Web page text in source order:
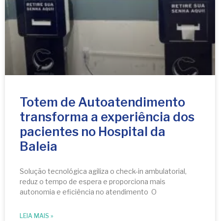
Totem de Autoatendimento
transforma a experiência dos
pacientes no Hospital da
Baleia
Solução tecnológica agiliza o check-in ambulatorial,
reduz o tempo de espera e proporciona mais
autonomia e eficiência no atendimento O
LEIA MAIS »